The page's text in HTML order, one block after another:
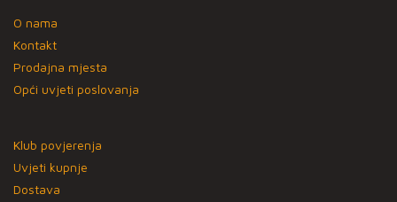
O nama
Kontakt
Prodajna mjesta
Opći uvjeti poslovanja
Klub povjerenja
Uvjeti kupnje
Dostava